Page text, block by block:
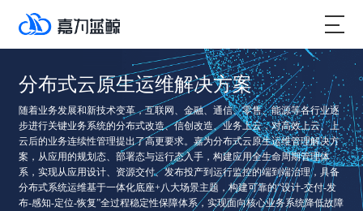
分布式云原生运维解决方案
随着业务发展和新技术变革，互联网、金融、通信、零售、能源等各行业逐
步进行关键业务系统的分布式改造、信创改造、业务上云，对高效上云、上
云后的业务连续性管理提出了高更要求。嘉为分布式云原生运维管理解决方
案，从应用的规划态、部署态与运行态入手，构建应用全生命周期管理体
系，实现从应用设计、资源交付、发布投产到运行监控的端到端治理，具备
分布式系统运维基于一体化底座+八大场景主题，构建可靠的“设计-交付-发
布-感知-定位-恢复”全过程稳定性保障体系，实现面向核心业务系统降低故障